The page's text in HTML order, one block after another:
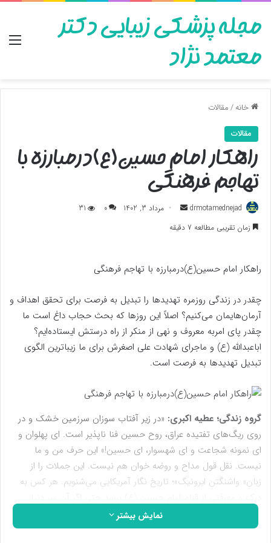
مجله پزشکی زیبایی دکتر
معتمد نژاد
خانه/مقالات
مقالات
راهکار امام حسین(ع)درمبارزه با
تهاجم فرهنگی
drmotamednejad
ارسال
به
مرداد 3, 1402 0
31
زمان تقریبی مطالعه 7 دقیقه
راهکار امام حسین(ع)درمبارزه با تهاجم فرهنگی
چقدر در زندگی روزمره تهدیدها را تبدیل به فرصت برای تحقق اهداف و
آرمان‌هایمان می‌کنیم؟ اصلاً این روزها که بحث حجاب داغ است ما
چقدر پای امربه معروف و نهی از منکر از راه درستش ایستاده‌ایم؟
اباعبدالله (ع) و ماجرای شهادت علی اصغرش برای ما زیباترین الگوی
تبدیل تهدیدها به فرصت است.
گروه زندگی؛ عطیه اکبری: «در زیر آفتاب سوزان سرزمین خشک و در
روی ریگ‌های تفتیده عراق، روح حسین فنا ناپذیر است. ای پهلوان و
ای نمونه شجاعت و ای شهسوار، ای حسین!» این حرف من و ما
نیست. نقل قول مداح و روضه خوان هم نیست. این جملات را از
زبان« واشنگتن ایرونیگ»؛ تاریخ نگار آمریکایی می‌شنویم. هر کس به
باشد، حتی مسیحی، زرتشتی، اصلاً بچه ناف آمریکا. کلمه کم می‌آورد
در وصف اباعبدالله (ع)، وصف عاشورا، پیام کربلا و عظمت رنجی که بر
نمایش بیشتر